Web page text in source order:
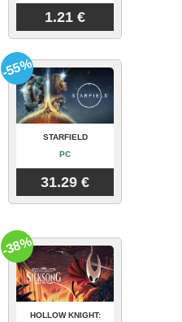
1.21 €
STARFIELD
PC
31.29 €
-55%
HOLLOW KNIGHT:
-38%